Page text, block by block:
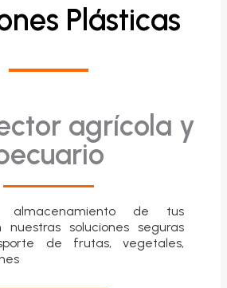
Plásticas
agrícola y
almacenamiento de tus
nuestras soluciones seguras
de frutas, vegetales,